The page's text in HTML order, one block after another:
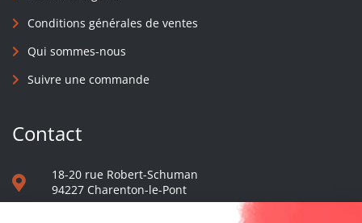
Conditions générales de ventes
Qui sommes-nous
Suivre une commande
Contact
18-20 rue Robert-Schuman
94227 Charenton-le-Pont